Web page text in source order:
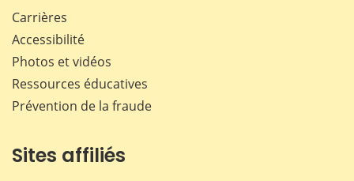
Carrières
Accessibilité
Photos et vidéos
Ressources éducatives
Prévention de la fraude
Sites affiliés